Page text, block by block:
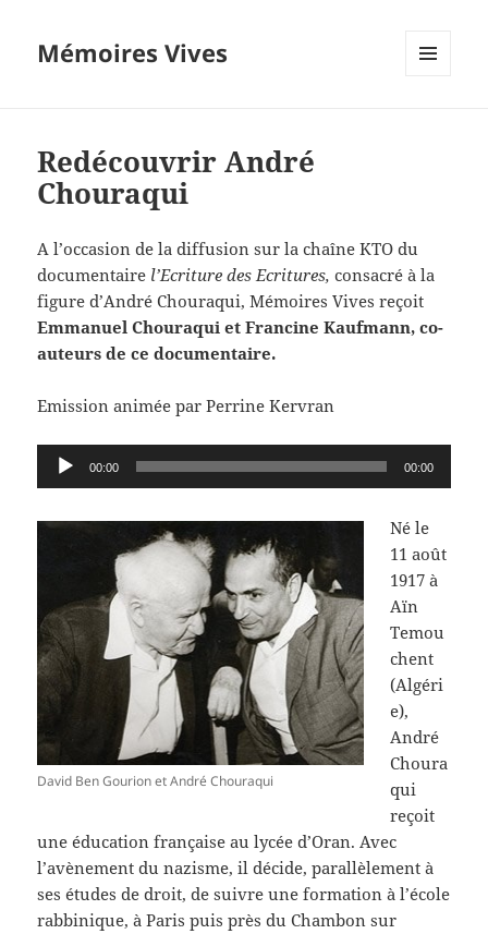
Mémoires Vives
Redécouvrir André
Chouraqui
A l’occasion de la diffusion sur la chaîne KTO du
documentaire l’Ecriture des Ecritures, consacré à la
figure d’André Chouraqui, Mémoires Vives reçoit
Emmanuel Chouraqui et Francine Kaufmann, co-
auteurs de ce documentaire.
Emission animée par Perrine Kervran
Lecteur
audio
00:00 00:00
David Ben Gourion et André Chouraqui
Né le
11 août
1917 à
Aïn
Temou
chent
(Algéri
e),
André
Choura
qui
reçoit
une éducation française au lycée d’Oran. Avec
l’avènement du nazisme, il décide, parallèlement à
ses études de droit, de suivre une formation à l’école
rabbinique, à Paris puis près du Chambon sur